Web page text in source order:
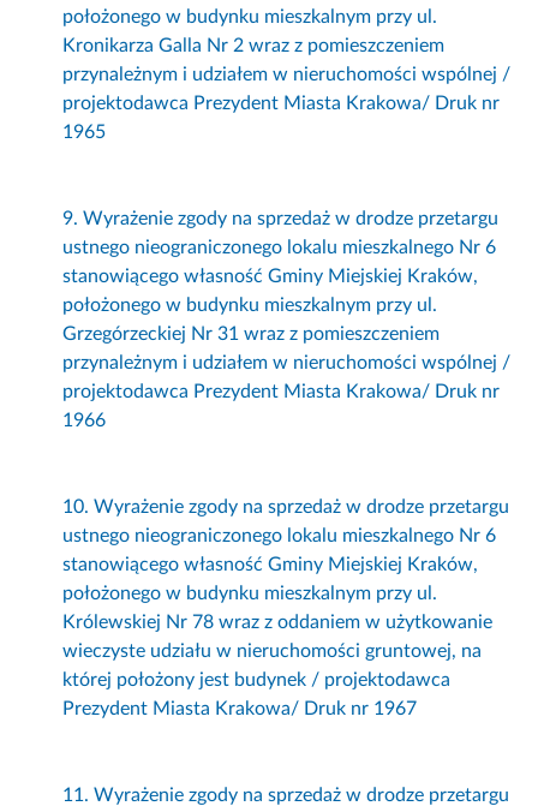
położonego w budynku mieszkalnym przy ul.
Kronikarza Galla Nr 2 wraz z pomieszczeniem
przynależnym i udziałem w nieruchomości wspólnej /
projektodawca Prezydent Miasta Krakowa/ Druk nr
1965
9. Wyrażenie zgody na sprzedaż w drodze przetargu
ustnego nieograniczonego lokalu mieszkalnego Nr 6
stanowiącego własność Gminy Miejskiej Kraków,
położonego w budynku mieszkalnym przy ul.
Grzegórzeckiej Nr 31 wraz z pomieszczeniem
przynależnym i udziałem w nieruchomości wspólnej /
projektodawca Prezydent Miasta Krakowa/ Druk nr
1966
10. Wyrażenie zgody na sprzedaż w drodze przetargu
ustnego nieograniczonego lokalu mieszkalnego Nr 6
stanowiącego własność Gminy Miejskiej Kraków,
położonego w budynku mieszkalnym przy ul.
Królewskiej Nr 78 wraz z oddaniem w użytkowanie
wieczyste udziału w nieruchomości gruntowej, na
której położony jest budynek / projektodawca
Prezydent Miasta Krakowa/ Druk nr 1967
11. Wyrażenie zgody na sprzedaż w drodze przetargu